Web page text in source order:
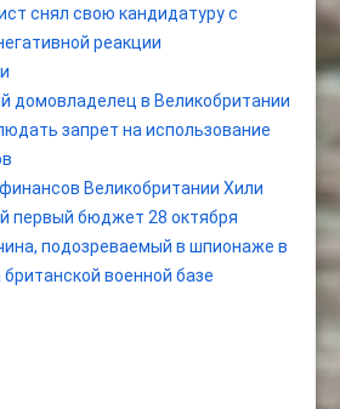
снял свою кандидатуру с
реакции
домовладелец в Великобритании
запрет на использование
Великобритании Хили
первый бюджет 28 октября
подозреваемый в шпионаже в
военной базе